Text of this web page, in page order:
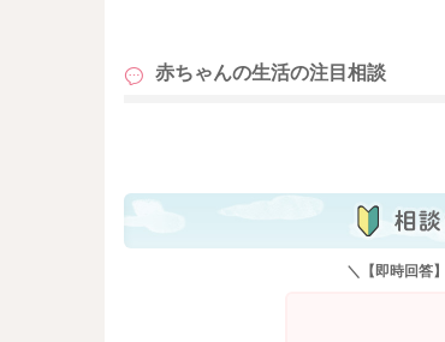
赤ちゃんの生活の注目相談
＼【即時回答